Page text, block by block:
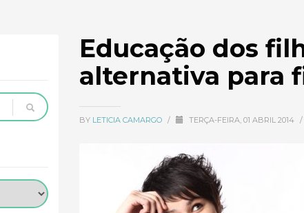
Educação dos
alternativa para
BY LETICIA CAMARGO / TERÇA-FEIRA, 01 ABRIL 2014 /